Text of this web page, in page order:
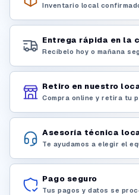
Inventario local
Entrega rápida en la
Recíbelo hoy o mañana
Retiro en nuestro
Compra online y retira tu
Asesoría técnica
Te ayudamos a elegir el
Pago seguro
Tus pagos y datos se